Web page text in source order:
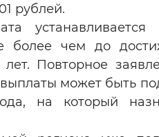
рублей.
более чем до
Повторное
может быть
на который